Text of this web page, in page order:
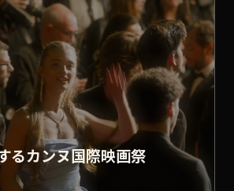
るカンヌ国際映画祭